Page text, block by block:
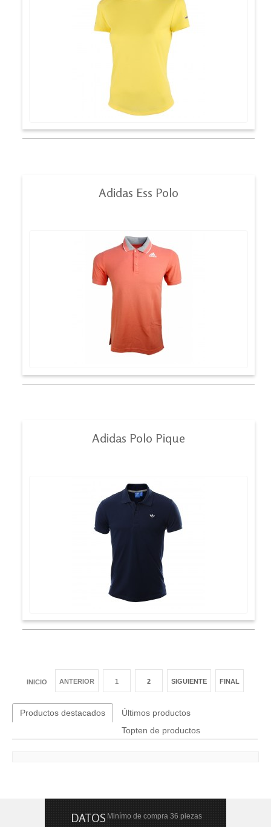
Adidas Ess Polo
Adidas Polo Pique
INICIO ANTERIOR 1 2 SIGUIENTE FINAL
Productos destacados
Últimos productos
Topten de productos
Minímo de compra 36 piezas
DATOS